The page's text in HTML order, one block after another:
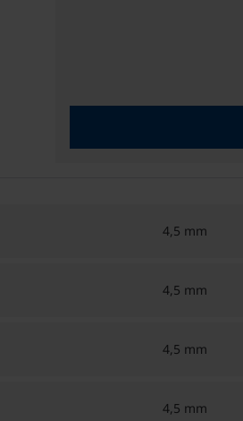
4,5 mm
4,5 mm
4,5 mm
4,5 mm